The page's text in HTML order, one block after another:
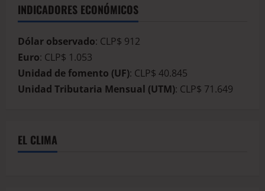
INDICADORES ECONÓMICOS
Dólar observado: CLP$ 912
Euro: CLP$ 1.053
Unidad de fomento (UF): CLP$ 40.845
Unidad Tributaria Mensual (UTM): CLP$ 71.649
EL CLIMA